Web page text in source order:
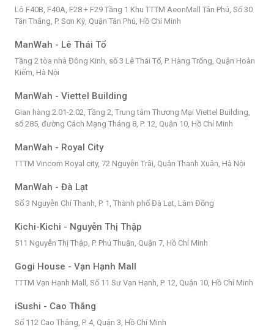
Lô F40B, F40A, F28 + F29 Tầng 1 Khu TTTM AeonMall Tân Phú, Số 30
Tân Thắng, P. Sơn Kỳ, Quận Tân Phú, Hồ Chí Minh
ManWah - Lê Thái Tổ
Tầng 2 tòa nhà Đông Kinh, số 3 Lê Thái Tổ, P. Hàng Trống, Quận Hoàn
Kiếm, Hà Nội
ManWah - Viettel Building
Gian hàng 2.01-2.02, Tầng 2, Trung tâm Thương Mại Viettel Building,
số 285, đường Cách Mạng Tháng 8, P. 12, Quận 10, Hồ Chí Minh
ManWah - Royal City
TTTM Vincom Royal city, 72 Nguyễn Trãi, Quận Thanh Xuân, Hà Nội
ManWah - Đà Lạt
Số 3 Nguyễn Chí Thanh, P. 1, Thành phố Đà Lạt, Lâm Đồng
Kichi-Kichi - Nguyễn Thị Thập
511 Nguyễn Thị Thập, P. Phú Thuận, Quận 7, Hồ Chí Minh
Gogi House - Vạn Hạnh Mall
TTTM Vạn Hạnh Mall, Số 11 Sư Vạn Hạnh, P. 12, Quận 10, Hồ Chí Minh
iSushi - Cao Thắng
Số 112 Cao Thắng, P. 4, Quận 3, Hồ Chí Minh